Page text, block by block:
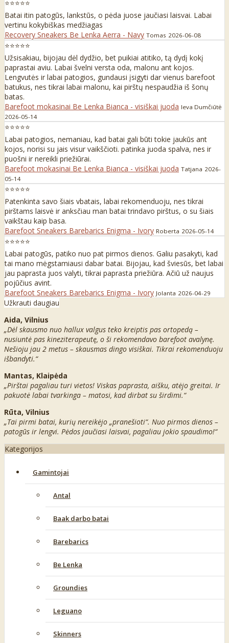
⭐⭐⭐⭐⭐
Batai itin patogūs, lankstūs, o pėda juose jaučiasi laisvai. Labai
vertinu kokybiškas medžiagas
Recovery Sneakers Be Lenka Aerra - Navy Tomas 2026-06-08
⭐⭐⭐⭐⭐
Užsisakiau, bijojau dėl dydžio, bet puikiai atitiko, tą dydį kokį
paprastai aviu. Labai švelni versta oda, malonu ant kojos.
Lengvutės ir labai patogios, gundausi įsigyti dar vienus barefoot
batukus, nes tikrai labai malonu, kai pirštų nespaudžia iš šonų
batas.
Barefoot mokasinai Be Lenka Bianca - visiškai juoda Ieva Dumčiūtė
2026-05-14
⭐⭐⭐⭐⭐
Labai patogios, nemaniau, kad batai gali būti tokie jaukūs ant
kojos, norisi su jais visur vaikščioti. patinka juoda spalva, nes ir
puošni ir nereikli priežiūrai.
Barefoot mokasinai Be Lenka Bianca - visiškai juoda Tatjana 2026-
05-14
⭐⭐⭐⭐⭐
Patenkinta savo šiais vbatais, labai rekomenduoju, nes tikrai
pirštams laisvė ir anksčiau man batai trindavo pirštus, o su šiais
vaikštau kaip basa.
Barefoot Sneakers Barebarics Enigma - Ivory Roberta 2026-05-14
⭐⭐⭐⭐⭐
Labai patogūs, patiko nuo pat pirmos dienos. Galiu pasakyti, kad
tai mano mėgstamiausi dabar batai. Bijojau, kad šviesūs, bet labai
jau paprasta juos valyti, tikrai paprasta priežiūra. Ačiū už naujus
pojūčius avint.
Barefoot Sneakers Barebarics Enigma - Ivory Jolanta 2026-04-29
Užkrauti daugiau
Aida, Vilnius
„Dėl skausmo nuo hallux valgus teko kreiptis pas ortopedą –
nusiuntė pas kineziterapeutę, o ši rekomendavo barefoot avalynę.
Nešioju jau 2 metus – skausmas dingo visiškai. Tikrai rekomenduoju
išbandyti.“
Mantas, Klaipėda
„Pirštai pagaliau turi vietos! Viskas paprasta, aišku, atėjo greitai. Ir
pakuotė labai tvarkinga – matosi, kad dirbat su širdimi.“
Rūta, Vilnius
„Tai pirmi batai, kurių nereikėjo „pranešioti“. Nuo pirmos dienos –
patogūs ir lengvi. Pėdos jaučiasi laisvai, pagaliau jokio spaudimo!“
Kategorijos
Gamintojai
Antal
Baak darbo batai
Barebarics
Be Lenka
Groundies
Leguano
Skinners